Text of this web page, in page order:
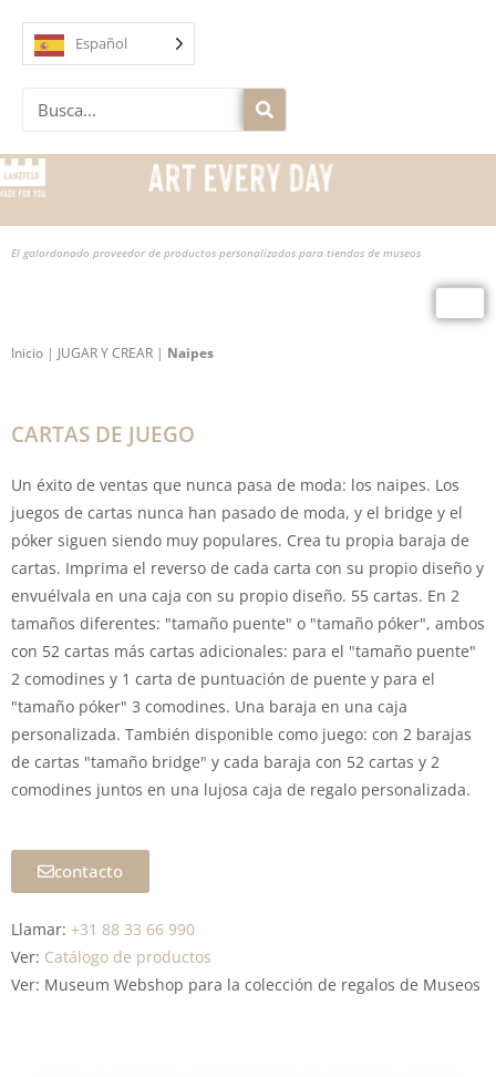
contenido
Español
Buscar
El galardonado proveedor de productos personalizados para tiendas de museos
Inicio | JUGAR Y CREAR | Naipes
CARTAS DE JUEGO
Un éxito de ventas que nunca pasa de moda: los naipes. Los
juegos de cartas nunca han pasado de moda, y el bridge y el
póker siguen siendo muy populares. Crea tu propia baraja de
cartas. Imprima el reverso de cada carta con su propio diseño y
envuélvala en una caja con su propio diseño. 55 cartas. En 2
tamaños diferentes: "tamaño puente" o "tamaño póker", ambos
con 52 cartas más cartas adicionales: para el "tamaño puente"
2 comodines y 1 carta de puntuación de puente y para el
"tamaño póker" 3 comodines. Una baraja en una caja
personalizada. También disponible como juego: con 2 barajas
de cartas "tamaño bridge" y cada baraja con 52 cartas y 2
comodines juntos en una lujosa caja de regalo personalizada.
contacto
Llamar: +31 88 33 66 990
Ver: Catálogo de productos
Ver: Museum Webshop para la colección de regalos de Museos